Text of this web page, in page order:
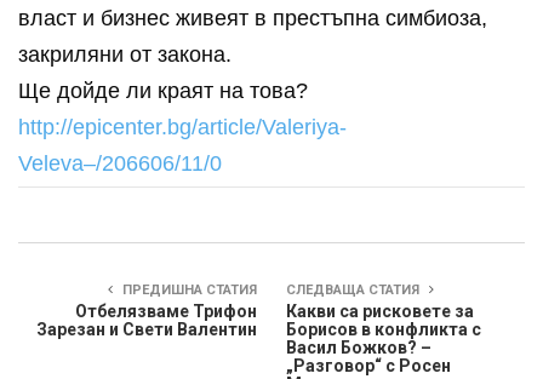
власт и бизнес живеят в престъпна симбиоза,
закриляни от закона.
Ще дойде ли краят на това?
http://epicenter.bg/article/Valeriya-
Veleva–/206606/11/0
ПРЕДИШНА СТАТИЯ
Отбелязваме Трифон
Зарезан и Свети Валентин
СЛЕДВАЩА СТАТИЯ
Какви са рисковете за
Борисов в конфликта с
Васил Божков? –
„Разговор“ с Росен